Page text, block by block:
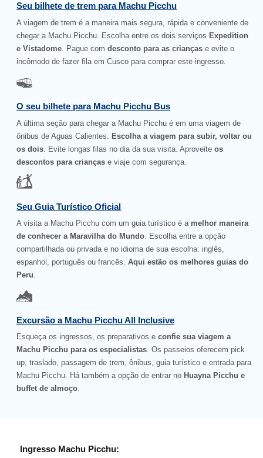
Seu bilhete de trem para Machu Picchu
A viagem de trem é a maneira mais segura, rápida e conveniente de
chegar a Machu Picchu. Escolha entre os dois serviços Expedition
e Vistadome . Pague comdesconto para as crianças e evite o
incômodo de fazer fila em Cusco para comprar este ingresso.
O seu bilhete para Machu Picchu Bus
A última seção para chegar a Machu Picchu é em uma viagem de
ônibus de Aguas Calientes. Escolha a viagem para subir, voltar ou
os dois . Evite longas filas no dia da sua visita. Aproveiteos
descontos para crianças e viaje com segurança.
Seu Guia Turístico Oficial
A visita a Machu Picchu com um guia turístico é a melhor maneira
de conhecer a Maravilha do Mundo. Escolha entre a opção
compartilhada ou privada e no idioma de sua escolha: inglês,
espanhol, português ou francês. Aqui estão os melhores guias do
Peru.
Excursão a Machu Picchu All Inclusive
Esqueça os ingressos, os preparativos e confie sua viagem a
Machu Picchu para os especialistas. Os passeios oferecem pick
up, traslado, passagem de trem, ônibus, guia turístico e entrada para
Machu Picchu. Há também a opção de entrar no Huayna Picchu e
buffet de almoço.
Ingresso Machu Picchu: